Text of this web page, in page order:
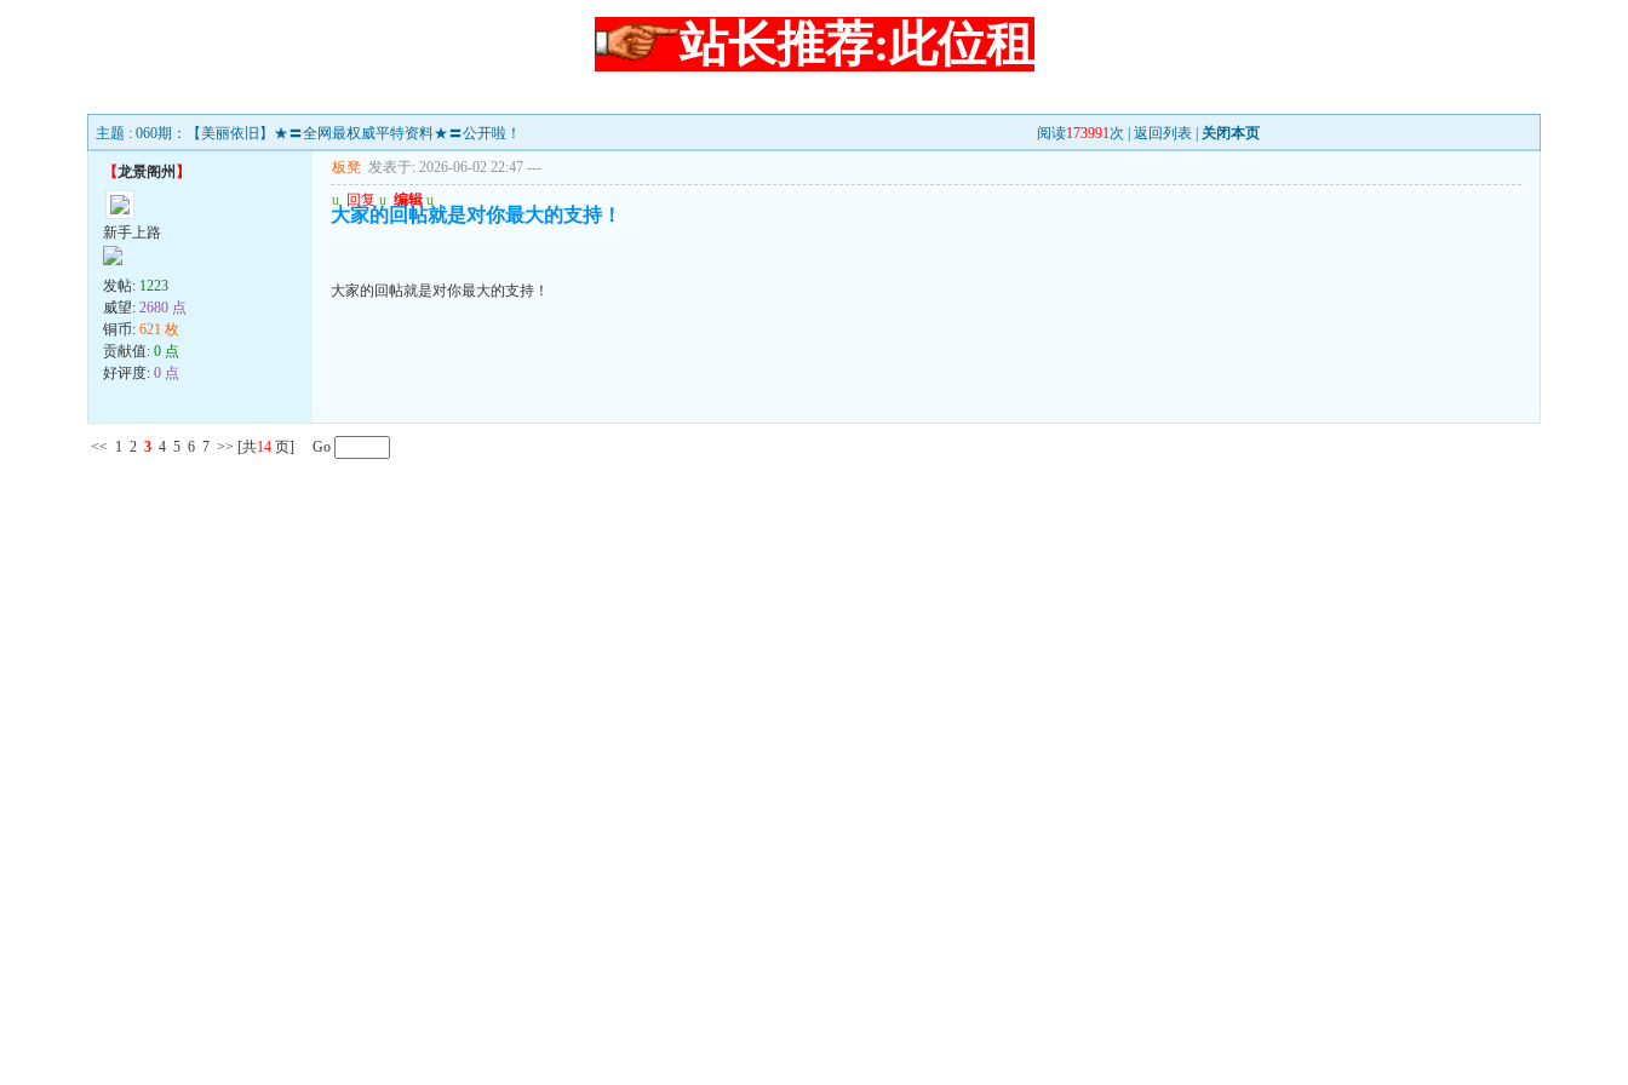
站长推荐:此位租
主题 : 060期：【美丽依旧】★〓全网最权威平特资料★〓公开啦！ 阅读173991次 | 返回列表 关闭本页
【龙景阁州 】
新手上路
发帖: 1223
威望: 2680 点
铜币: 621 枚
贡献值: 0 点
好评度: 0 点
板凳 发表于: 2026-06-02 22:47 ---
u 回复 u 编辑 u
大家的回帖就是对你最大的支持！
大家的回帖就是对你最大的支持！
<< 1 2 3 4 5 6 7 >> [共14 页] Go